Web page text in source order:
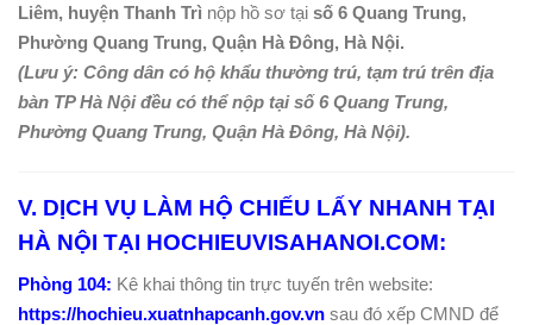
Liêm, huyện Thanh Trì nộp hồ sơ tại số 6 Quang Trung,
Phường Quang Trung, Quận Hà Đông, Hà Nội.
(Lưu ý: Công dân có hộ khẩu thường trú, tạm trú trên địa
bàn TP Hà Nội đều có thể nộp tại số 6 Quang Trung,
Phường Quang Trung, Quận Hà Đông, Hà Nội).
V. DỊCH VỤ LÀM HỘ CHIẾU LẤY NHANH TẠI
HÀ NỘI TẠI HOCHIEUVISAHANOI.COM:
Phòng 104: Kê khai thông tin trực tuyến trên website:
https://hochieu.xuatnhapcanh.gov.vn sau đó xếp CMND để